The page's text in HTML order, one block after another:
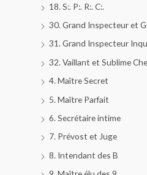
18. S:. P:. R:. C:.
30. Grand Inspecteur et
31. Grand Inspecteur
32. Vaillant et Sublime
4. Maître Secret
5. Maître Parfait
6. Secrétaire intime
7. Prévost et Juge
8. Intendant des B